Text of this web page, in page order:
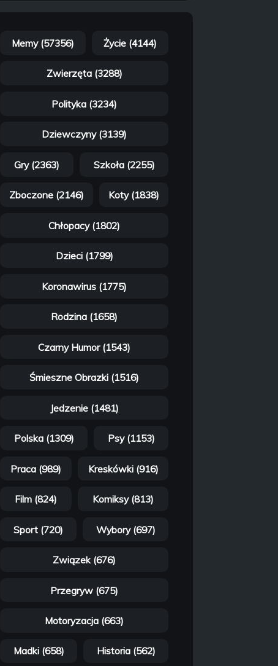
Memy (57356) Życie (4144)
Zwierzęta (3288)
Polityka (3234)
Dziewczyny (3139)
Gry (2363) Szkoła (2255)
Zboczone (2146) Koty (1838)
Chłopacy (1802)
Dzieci (1799)
Koronawirus (1775)
Rodzina (1658)
Czarny Humor (1543)
Śmieszne Obrazki (1516)
Jedzenie (1481)
Polska (1309) Psy (1153)
Praca (989) Kreskówki (916)
Film (824) Komiksy (813)
Sport (720) Wybory (697)
Związek (676)
Przegryw (675)
Motoryzacja (663)
Madki (658) Historia (562)